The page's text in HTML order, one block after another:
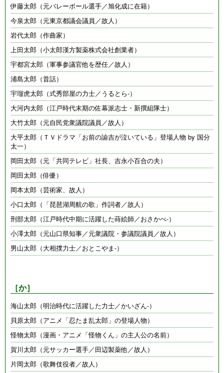
伊藤太郎（元バレーボール選手／旭化成に在籍）
今泉太郎（元東京都議会議員／故人）
岩代太郎（作曲家）
上田太郎（小太郎漢方製薬株式会社創業者）
宇都宮太郎（軍事参議官他を歴任／故人）
浦島太郎（昔話）
宇瑠虎太郎（式秀部屋の力士／うるとら-）
大河内太郎（江戸時代末期の佐幕派志士・新撰組隊士）
大竹太郎（元自民党衆議院議員／故人）
大平太郎（ＴＶドラマ「お前の諭吉が泣いている」登場人物 by 国分
太一）
岡田太郎（元「共同テレビ」社長、吉永小百合の夫）
岡田太郎（俳優）
岡本太郎（芸術家、故人）
小口太郎（「琵琶湖周航の歌」作詞者／故人）
刑部太郎（江戸時代中期に活躍した蒔絵師／おさかべ-）
小澤太郎（元山口県知事／元衆議院・参議院議員／故人）
男山太郎（大相撲力士／おとこやま-）
［か］
海山太郎（明治時代に活躍した力士／かいざん-）
貝原太郎（アニメ「忍たま乱太郎」の登場人物）
怪物太郎（漫画・アニメ「怪物くん」の主人公の名前）
賀川太郎（元サッカー選手／田辺製薬他／故人）
片岡太郎（歌舞伎役者／故人）